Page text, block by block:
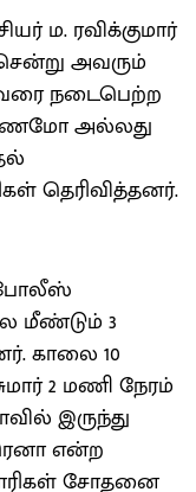
ம. ரவிக்குமார்
அவரும்
நடைபெற்ற
அல்லது
தெரிவித்தனர்.
போலீஸ்
மீண்டும் 3
காலை 10
2 மணி நேரம்
இருந்து
ரெனா என்ற
சோதனை